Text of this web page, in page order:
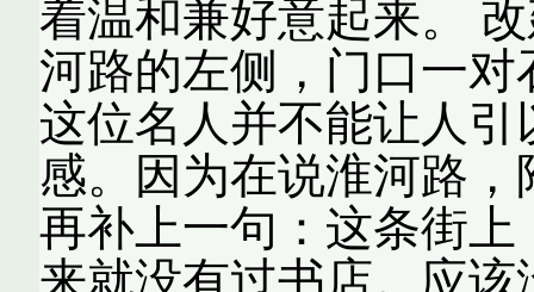
着温和兼好意起来。
河路的左侧，门口一
这位名人并不能让人
感。因为在说淮河路
再补上一句：这条街
来就没有过书店。应